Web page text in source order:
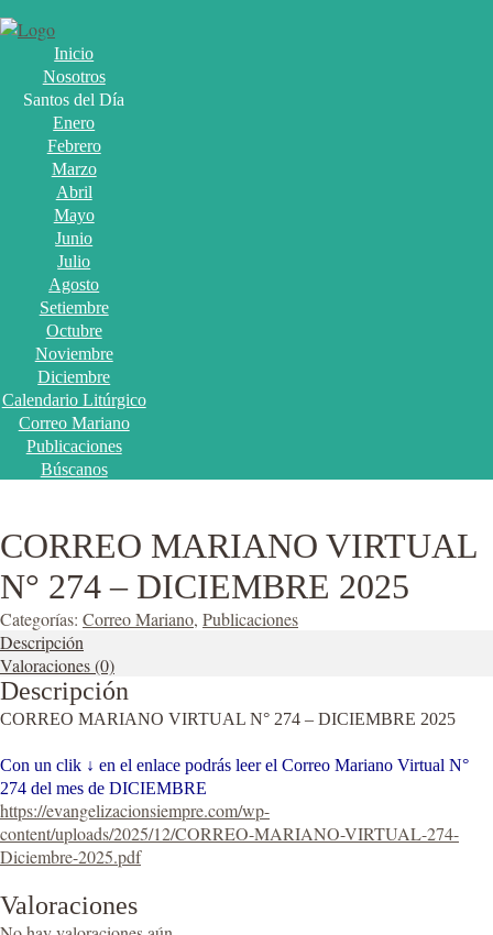
Inicio
Nosotros
Santos del Día
Enero
Febrero
Marzo
Abril
Mayo
Junio
Julio
Agosto
Setiembre
Octubre
Noviembre
Diciembre
Calendario Litúrgico
Correo Mariano
Publicaciones
Búscanos
CORREO MARIANO VIRTUAL
N° 274 – DICIEMBRE 2025
Categorías: Correo Mariano, Publicaciones
Descripción
Valoraciones (0)
Descripción
CORREO MARIANO VIRTUAL N° 274 – DICIEMBRE 2025
Con un clik ↓ en el enlace podrás leer el Correo Mariano Virtual N°
274 del mes de DICIEMBRE
https://evangelizacionsiempre.com/wp-
content/uploads/2025/12/CORREO-MARIANO-VIRTUAL-274-
Diciembre-2025.pdf
Valoraciones